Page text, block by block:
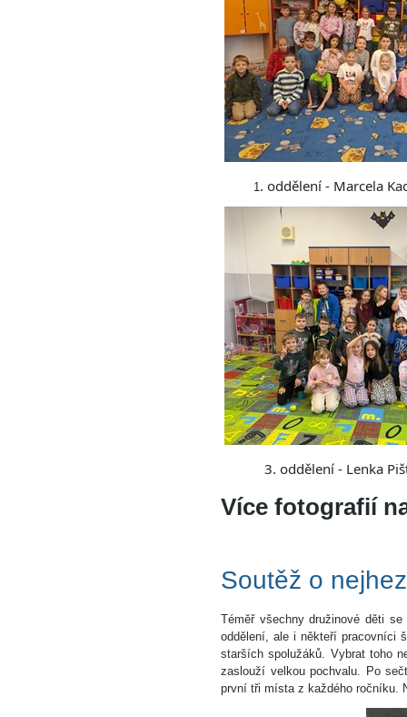
1. oddělení - Marcela
3. oddělení - Lenka
Více fotografií
Soutěž o
Téměř všechny družinové děti
oddělení, ale i někteří pracovníci
starších spolužáků. Vybrat toho
zaslouží velkou pochvalu. Po
první tři místa z každého ročníku.